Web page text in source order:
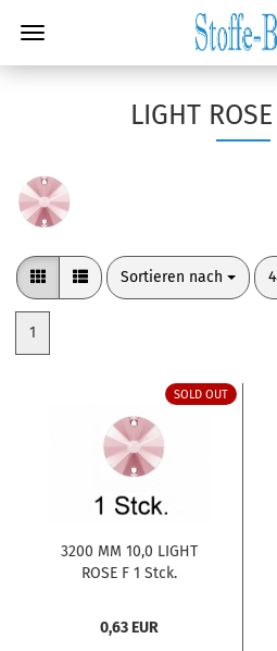
LIGHT
Sortieren nach
Sortieren nach
1
SOLD OUT
3200 MM 10,0 LIGHT
ROSE F 1 Stck.
0,63 EUR